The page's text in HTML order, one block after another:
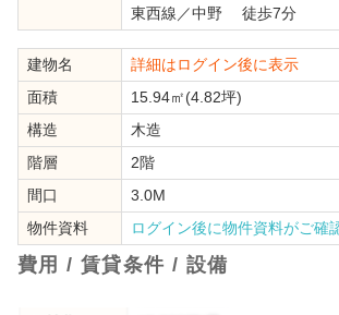
東西線 ／中野 徒歩7分
建物名
詳細はログイン後に表示
面積
15.94㎡(4.82坪)
構造
木造
階層
2階
間口
3.0M
物件資料
ログイン後に物件資料がご確
費用 / 賃貸条件 / 設備